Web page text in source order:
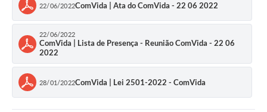
22/06/2022ComVida | Ata do ComVida - 22 06 2022
22/06/2022
ComVida | Lista de Presença - Reunião ComVida - 22 06
2022
28/01/2022ComVida | Lei 2501-2022 - ComVida